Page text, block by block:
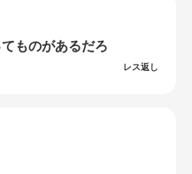
ものがあるだろ
レス返し